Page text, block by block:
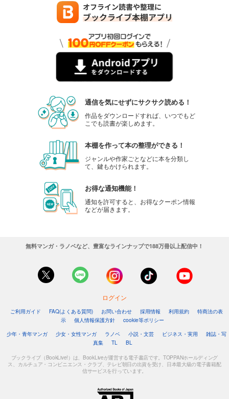
週刊東洋経済 2025年9/27・10/4合併号
880円 (税込)
あらすじを表示する
週刊東洋経済 2025年9/13・20合併号
880
円 (税込)
週刊東洋経済 2025/9/6号
880円 (税込)
試し読み
あらすじを表示する
880 円 (税込)
カート
試し読み
あらすじを表示する
週刊東洋経済 2025/8/23号
880 円 (税込)
あらすじを表示する
週刊東洋経済 2025/8/9-16合併号
通信を気にせずにサクサク読める！
作品をダウンロードすれば、いつでもど
こでも読書が楽しめます。
本棚を作って本の整理ができる！
ジャンルや作家ごとなどに本を分類し
て、鍵もかけられます。
お得な通知機能！
通知を許可すると、お得なクーポン情報
などが届きます。
無料マンガ・ラノベなど、豊富なラインナップで188万冊以上配信中！
ログイン
ご利用ガイド FAQ(よくある質問) お問い合わせ 採用情報 利用規約
特商法の表
示
個人情報保護方針
cookie等ポリシー
少年・青年マンガ
少女・女性マンガ ラノベ 小説・文芸 ビジネス・実用
雑誌・写
真集
TL BL
ブックライブ（BookLive!）は、BookLiveが運営する電子書店です。TOPPANホールディング
ス、カルチュア・コンビニエンス・クラブ、テレビ朝日の出資を受け、日本最大級の電子書籍配
信サービスを行っています。